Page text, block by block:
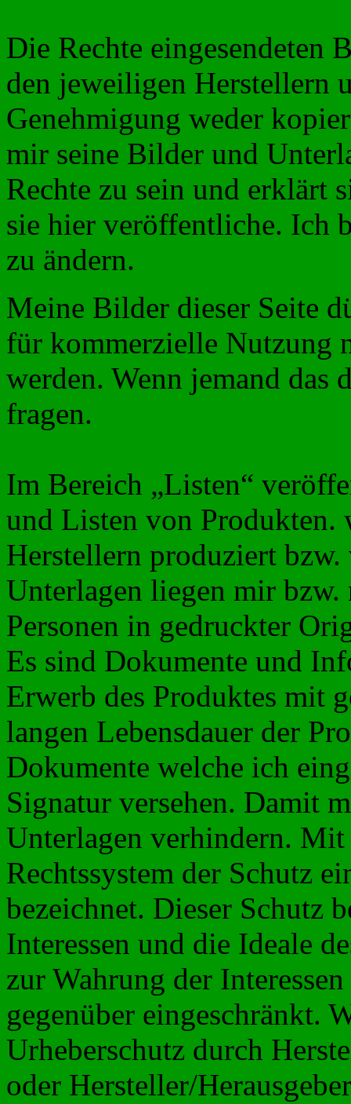
Die Rechte eingesendeten
den jeweiligen Herstellern
Genehmigung weder
mir seine Bilder und
Rechte zu sein und erklärt
sie hier veröffentliche. Ich
zu ändern.
Meine Bilder dieser Seite
für kommerzielle Nutzung
werden. Wenn jemand das
fragen.
Im Bereich „Listen“
und Listen von Produkten.
Herstellern produziert
Unterlagen liegen mir
Personen in gedruckter
Es sind Dokumente und
Erwerb des Produktes mit
langen Lebensdauer der
Dokumente welche ich
Signatur versehen. Damit
Unterlagen verhindern.
Rechtssystem der Schutz
bezeichnet. Dieser Schutz
Interessen und die Ideale
zur Wahrung der
gegenüber eingeschränkt.
Urheberschutz durch
oder Hersteller/